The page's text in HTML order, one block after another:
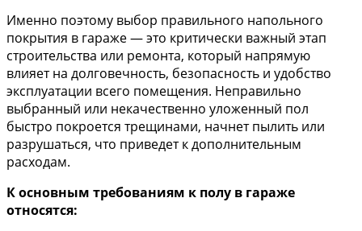
Именно поэтому выбор правильного напольного
покрытия в гараже — это критически важный этап
строительства или ремонта, который напрямую
влияет на долговечность, безопасность и удобство
эксплуатации всего помещения. Неправильно
выбранный или некачественно уложенный пол
быстро покроется трещинами, начнет пылить или
разрушаться, что приведет к дополнительным
расходам.
К основным требованиям к полу в гараже
относятся: